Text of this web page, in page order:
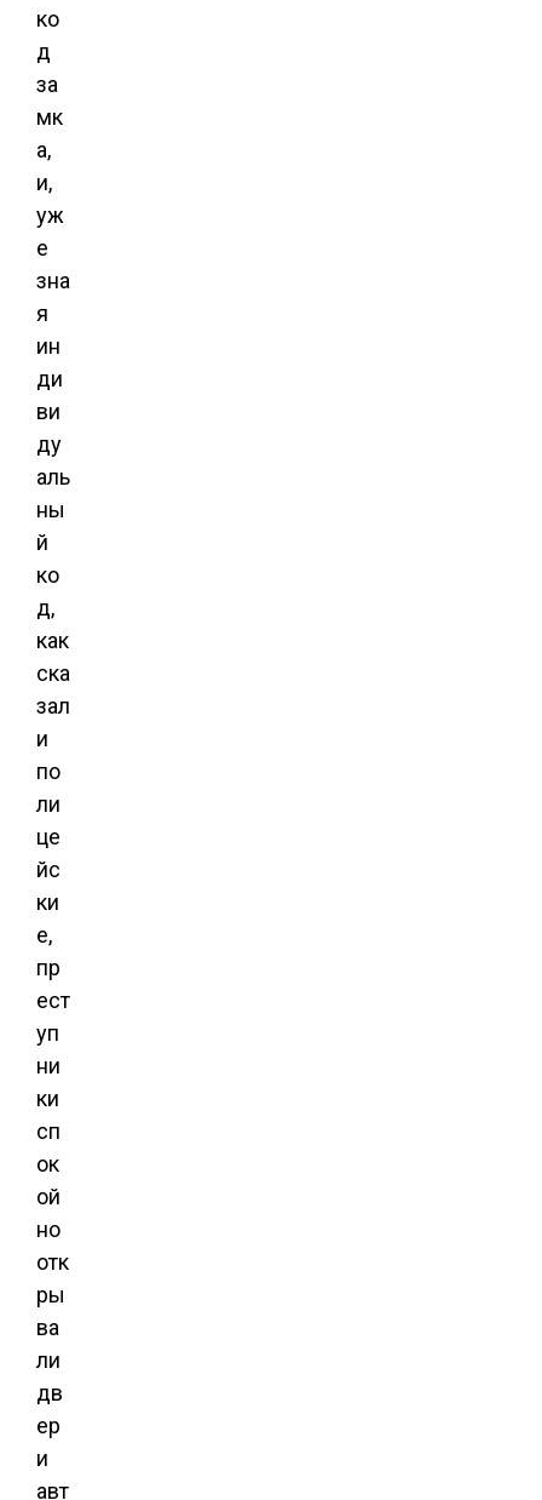
ко
д
за
мк
а,
и,
уж
е
зна
я
ин
ди
ви
ду
аль
ны
й
ко
д,
как
ска
зал
и
по
ли
це
йс
ки
е,
пр
ест
уп
ни
ки
сп
ок
ой
но
отк
ры
ва
ли
дв
ер
и
авт